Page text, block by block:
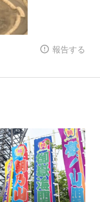
報告する